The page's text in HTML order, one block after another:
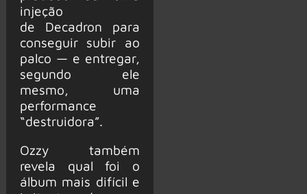
injeção
de Decadron para
conseguir subir ao
palco — e entregar,
segundo ele
mesmo, uma
performance
“destruidora”.
Ozzy também
revela qual foi o
álbum mais difícil e